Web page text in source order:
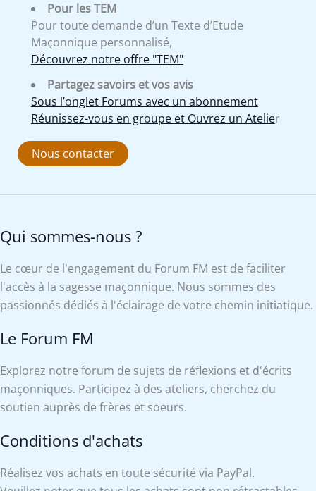
Pour les TEM
Pour toute demande d’un Texte d’Etude
Maçonnique personnalisé,
Découvrez notre offre "TEM"
Partagez savoirs et vos avis
Sous l’onglet Forums avec un abonnement
Réunissez-vous en groupe et Ouvrez un Atelier
Nous contacter
Qui sommes-nous ?
Le cœur de l'engagement du Forum FM est de faciliter
l'accès à la sagesse maçonnique. Nous sommes des
passionnés dédiés à l'éclairage de votre chemin initiatique.
Le Forum FM
Explorez notre forum de sujets de réflexions et d'écrits
maçonniques. Participez à des ateliers, cherchez du
soutien auprès de frères et soeurs.
Conditions d'achats
Réalisez vos achats en toute sécurité via PayPal.